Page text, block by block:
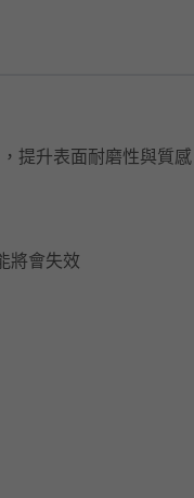
提升表面耐磨性與質
將會失效